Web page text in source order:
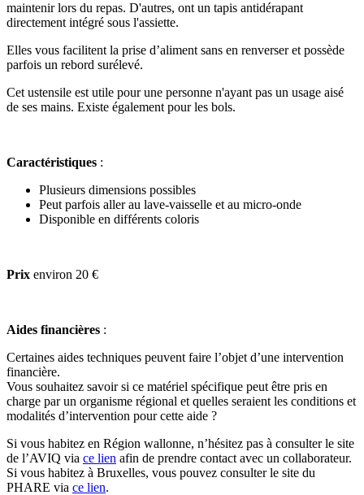
maintenir lors du repas. D'autres, ont un tapis antidérapant
directement intégré sous l'assiette.
Elles vous facilitent la prise d’aliment sans en renverser et possède
parfois un rebord surélevé.
Cet ustensile est utile pour une personne n'ayant pas un usage aisé
de ses mains. Existe également pour les bols.
Caractéristiques :
Plusieurs dimensions possibles
Peut parfois aller au lave-vaisselle et au micro-onde
Disponible en différents coloris
Prix environ 20 €
Aides financières :
Certaines aides techniques peuvent faire l’objet d’une intervention
financière.
Vous souhaitez savoir si ce matériel spécifique peut être pris en
charge par un organisme régional et quelles seraient les conditions et
modalités d’intervention pour cette aide ?
Si vous habitez en Région wallonne, n’hésitez pas à consulter le site
de l’AVIQ via ce lien afin de prendre contact avec un collaborateur.
Si vous habitez à Bruxelles, vous pouvez consulter le site du
PHARE via ce lien.